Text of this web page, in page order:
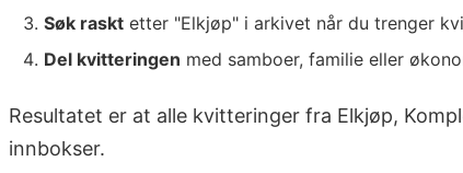
Søk raskt etter "Elkjøp" i arkivet når du trenger
Del kvitteringen med samboer, familie eller
Resultatet er at alle kvitteringer fra Elkjøp,
innbokser.